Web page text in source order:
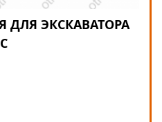
ДЛЯ ЭКСКАВАТОРА